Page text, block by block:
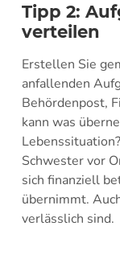
Tipp 2:
verteilen
Erstellen Sie
anfallenden
Behördenpost,
kann was
Schwester vor
sich finanziell
übernimmt.
verlässlich sind.